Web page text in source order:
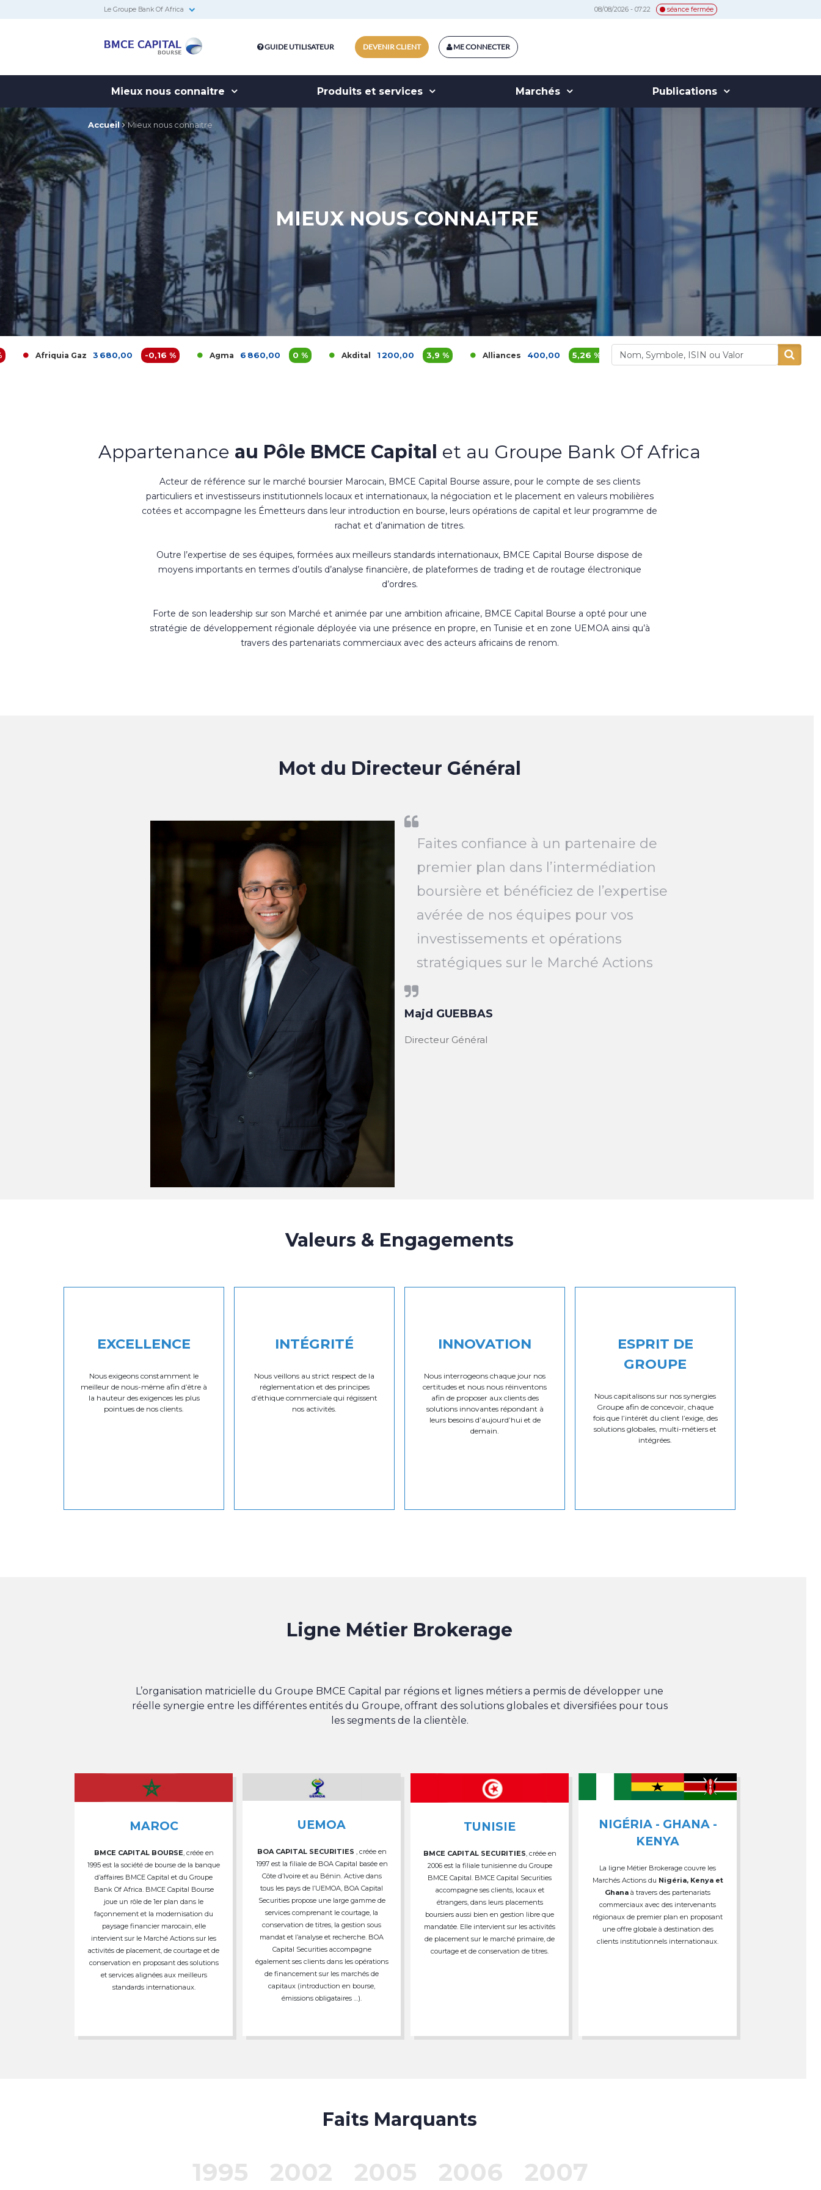
Le Groupe Bank Of Africa 08/08/2026 - 07:22 séance fermée
Bourse
ME CONNECTER
DEVENIR CLIENT
GUIDE UTILISATEUR
Mieux nous connaitre Produits et services Marchés Publications
Accueil Mieux nous connaitre
MIEUX NOUS CONNAITRE
Gaz 3 680,00 -0,16 % Agma 6 860,00 0 % Akdital 1 200,00 3,9 % Alliances 400,00 5,26 % Aluminium Maroc 1 765,00 -0,84 % Aradei
Appartenance au Pôle BMCE Capital et au Groupe Bank Of Africa
Acteur de référence sur le marché boursier Marocain, BMCE Capital Bourse assure, pour le compte de ses clients
particuliers et investisseurs institutionnels locaux et internationaux, la négociation et le placement en valeurs mobilières
cotées et accompagne les Émetteurs dans leur introduction en bourse, leurs opérations de capital et leur programme de
rachat et d’animation de titres.
Outre l’expertise de ses équipes, formées aux meilleurs standards internationaux, BMCE Capital Bourse dispose de
moyens importants en termes d’outils d’analyse financière, de plateformes de trading et de routage électronique
d’ordres.
Forte de son leadership sur son Marché et animée par une ambition africaine, BMCE Capital Bourse a opté pour une
stratégie de développement régionale déployée via une présence en propre, en Tunisie et en zone UEMOA ainsi qu’à
travers des partenariats commerciaux avec des acteurs africains de renom.
Mot du Directeur Général
Faites confiance à un partenaire de
premier plan dans l’intermédiation
boursière et bénéficiez de l’expertise
avérée de nos équipes pour vos
investissements et opérations
stratégiques sur le Marché Actions
Majd GUEBBAS
Directeur Général
Valeurs & Engagements
EXCELLENCE
Nous exigeons constamment le
meilleur de nous-même afin d’être à
la hauteur des exigences les plus
pointues de nos clients.
INTÉGRITÉ
Nous veillons au strict respect de la
réglementation et des principes
d’éthique commerciale qui régissent
nos activités.
INNOVATION
Nous interrogeons chaque jour nos
certitudes et nous nous réinventons
afin de proposer aux clients des
solutions innovantes répondant à
leurs besoins d’aujourd’hui et de
demain.
ESPRIT DE
GROUPE
Nous capitalisons sur nos synergies
Groupe afin de concevoir, chaque
fois que l’intérêt du client l’exige, des
solutions globales, multi-métiers et
intégrées.
Ligne Métier Brokerage
L’organisation matricielle du Groupe BMCE Capital par régions et lignes métiers a permis de développer une
réelle synergie entre les différentes entités du Groupe, offrant des solutions globales et diversifiées pour tous
les segments de la clientèle.
MAROC
BMCE CAPITAL BOURSE , créée en
1995 est la société de bourse de la banque
d’affaires BMCE Capital et du Groupe
Bank Of Africa. BMCE Capital Bourse
joue un rôle de 1er plan dans le
façonnement et la modernisation du
paysage financier marocain, elle
intervient sur le Marché Actions sur les
activités de placement, de courtage et de
conservation en proposant des solutions
et services alignées aux meilleurs
standards internationaux.
UEMOA
BOA CAPITAL SECURITIES , créée en
1997 est la filiale de BOA Capital basée en
Côte d’Ivoire et au Bénin. Active dans
tous les pays de l’UEMOA, BOA Capital
Securities propose une large gamme de
services comprenant le courtage, la
conservation de titres, la gestion sous
mandat et l’analyse et recherche. BOA
Capital Securities accompagne
également ses clients dans les opérations
de financement sur les marchés de
capitaux (introduction en bourse,
émissions obligataires …).
TUNISIE
BMCE CAPITAL SECURITIES , créée en
2006 est la filiale tunisienne du Groupe
BMCE Capital. BMCE Capital Securities
accompagne ses clients, locaux et
étrangers, dans leurs placements
boursiers aussi bien en gestion libre que
mandatée. Elle intervient sur les activités
de placement sur le marché primaire, de
courtage et de conservation de titres.
NIGÉRIA - GHANA -
KENYA
La ligne Métier Brokerage couvre les
Marchés Actions du Nigéria, Kenya et
Ghana à travers des partenariats
commerciaux avec des intervenants
régionaux de premier plan en proposant
une offre globale à destination des
clients institutionnels internationaux.
Faits Marquants
1995 2002 2005 2006 2007